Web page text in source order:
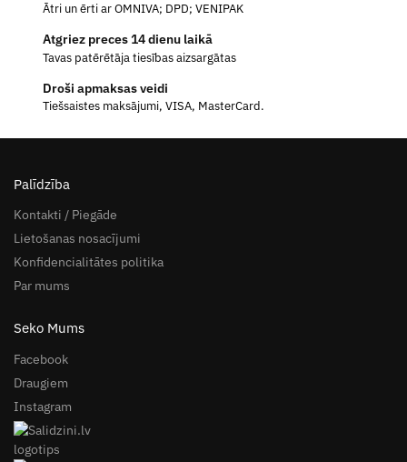
Ātri un ērti ar OMNIVA; DPD; VENIPAK
Atgriez preces 14 dienu laikā
Tavas patērētāja tiesības aizsargātas
Droši apmaksas veidi
Tiešsaistes maksājumi, VISA, MasterCard.
Palīdzība
Kontakti / Piegāde
Lietošanas nosacījumi
Konfidencialitātes politika
Par mums
Seko Mums
Facebook
Draugiem
Instagram